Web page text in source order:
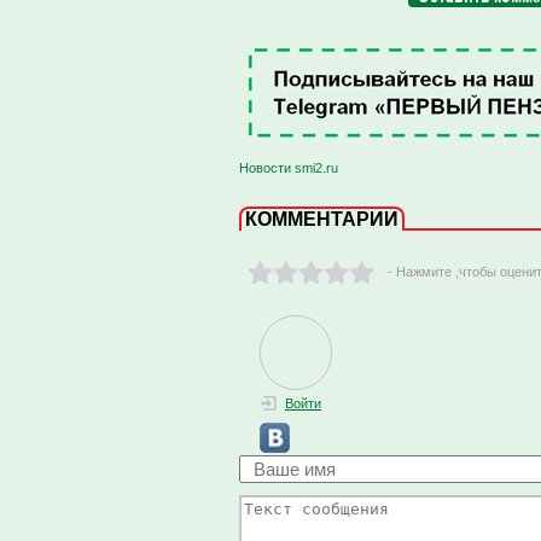
Новости smi2.ru
КОММЕНТАРИИ
- Нажмите ,чтобы
Войти